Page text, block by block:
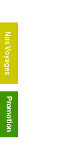
Nos Voyages